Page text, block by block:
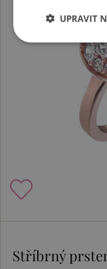
Stříbrný
UPRAVIT